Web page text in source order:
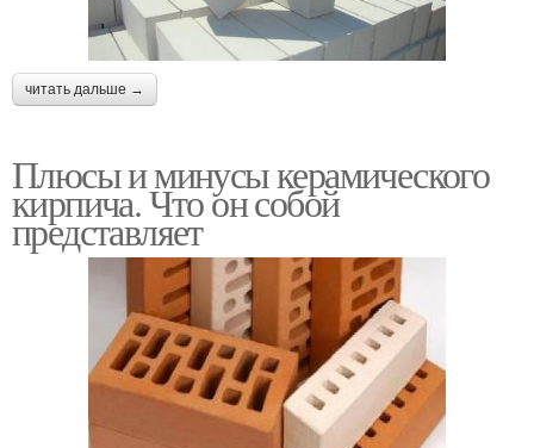
читать дальше →
Плюсы и минусы керамического
кирпича. Что он собой
представляет